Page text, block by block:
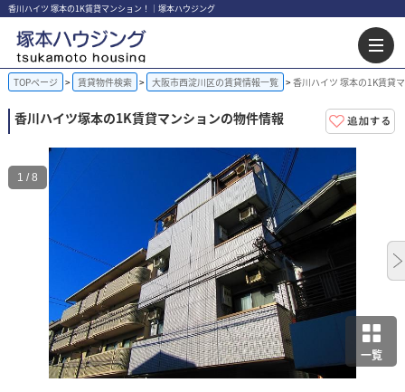
香川ハイツ 塚本の1K賃貸マンション！｜塚本ハウジング
TOPページ 賃貸物件検索 大阪市西淀川区の賃貸情報一覧 香川ハイツ 塚本の1K賃貸
香川ハイツ塚本の1K賃貸マンションの物件情報
一覧
1 / 8